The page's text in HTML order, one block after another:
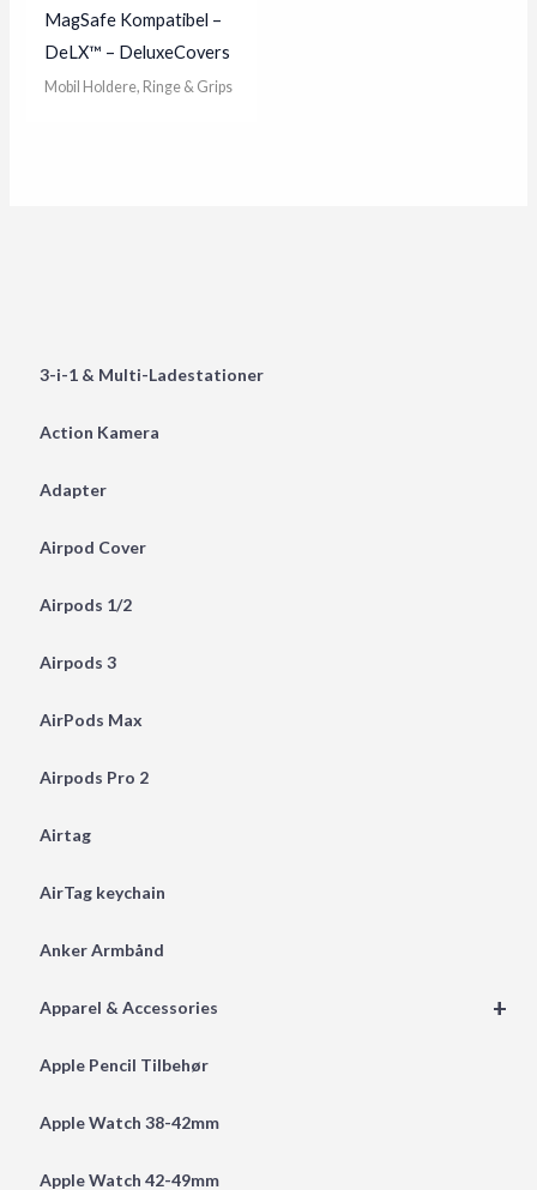
3-i-1 & Multi-Ladestationer
Action Kamera
Adapter
Airpod Cover
Airpods 1/2
Airpods 3
AirPods Max
Airpods Pro 2
Airtag
AirTag keychain
Anker Armbånd
+
Apparel & Accessories
Apple Pencil Tilbehør
Apple Watch 38-42mm
Apple Watch 42-49mm
MagSafe Kompatibel –
DeLX™ – DeluxeCovers
Mobil Holdere, Ringe & Grips